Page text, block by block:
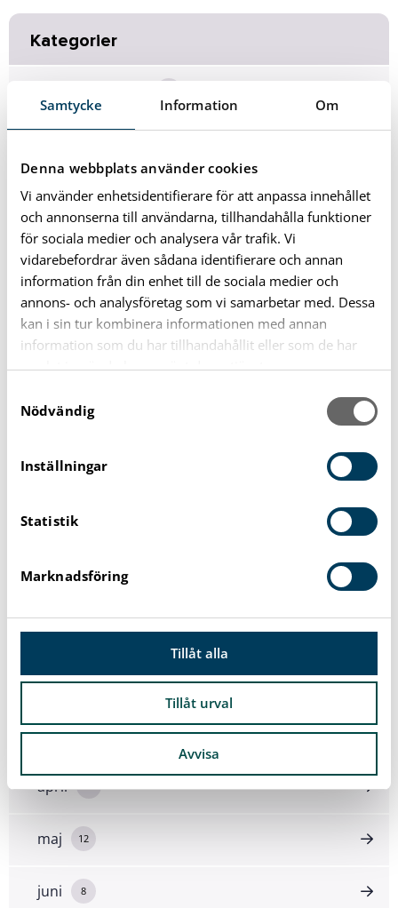
Samtycke Information Om
Denna webbplats använder cookies
Vi använder enhetsidentifierare för att anpassa innehållet
och annonserna till användarna, tillhandahålla funktioner
för sociala medier och analysera vår trafik. Vi
vidarebefordrar även sådana identifierare och annan
information från din enhet till de sociala medier och
annons- och analysföretag som vi samarbetar med. Dessa
kan i sin tur kombinera informationen med annan
information som du har tillhandahållit eller som de har
samlat in när du har använt deras tjänster.
Nödvändig
Inställningar
Statistik
Marknadsföring
Tillåt alla
Tillåt urval
Avvisa
Kategorier
Fritid och Kultur 193
Omsorg och Stöd 122
Kommun och Politik 574
Arkiv
2026 117
2025 156
2024 109
2023 105
januari 6
februari 13
mars 3
april 7
maj 12
juni 8